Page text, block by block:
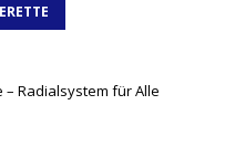
– Radialsystem für Alle